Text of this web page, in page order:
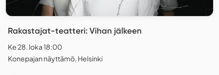
Rakastajat-teatteri: Vihan jälkeen
Ke 28. loka 18:00
Konepajan näyttämö, Helsinki